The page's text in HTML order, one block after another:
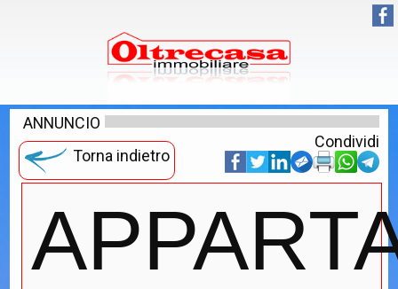
ANNUNCIO
Torna indietro
Condividi